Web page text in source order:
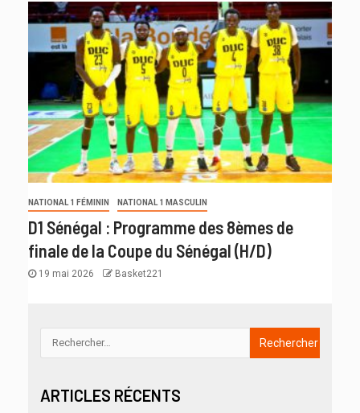
NATIONAL 1 FÉMININ NATIONAL 1 MASCULIN
D1 Sénégal : Programme des 8èmes de
finale de la Coupe du Sénégal (H/D)
19 mai 2026 Basket221
ARTICLES RÉCENTS